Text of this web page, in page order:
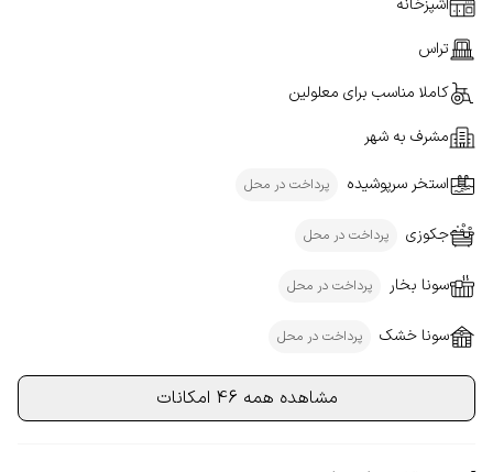
تراس
کاملا مناسب برای معلولین
مشرف به شهر
استخر سرپوشیده پرداخت در محل
جکوزی پرداخت در محل
سونا بخار پرداخت در محل
سونا خشک پرداخت در محل
مشاهده همه 46 امکانات